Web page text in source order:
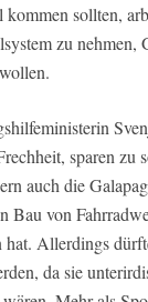
sollten,
zu nehmen,
sparen zu
auch die
Bau von
Allerdings
da sie